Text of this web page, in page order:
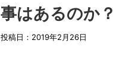
事はあるのか？
投稿日： 2019年2月26日